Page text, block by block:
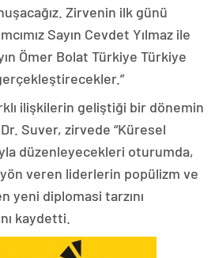
Zirvenin ilk günü
Sayın Cevdet Yılmaz ile
Ömer Bolat Türkiye Türkiye
ilişkilerin geliştiği bir dönemin
Dr. Suver, zirvede “Küresel
düzenleyecekleri oturumda,
veren liderlerin popülizm ve
yeni diplomasi tarzını
kaydetti.